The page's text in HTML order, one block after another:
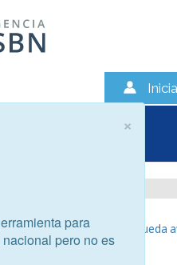
- Búsqueda
×
para
pero no es